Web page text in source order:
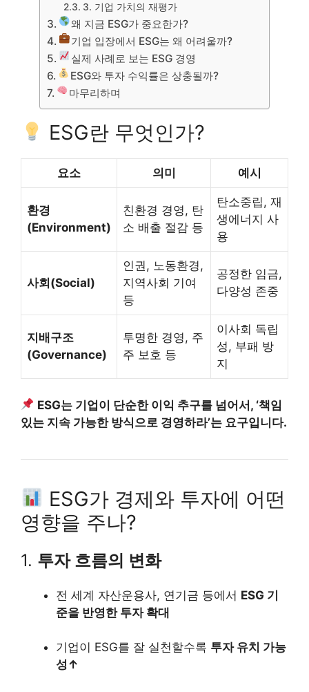
3. 기업 가치의 재평가
왜 지금 ESG가 중요한가?
기업 입장에서 ESG는 왜 어려울까?
실제 사례로 보는 ESG 경영
ESG와 투자 수익률은 상충될까?
마무리하며
ESG란 무엇인가?
요소 의미 예시
환경
(Environment)
친환경 경영, 탄
소 배출 절감 등
탄소중립, 재
생에너지 사
용
사회(Social)
인권, 노동환경,
지역사회 기여
등
공정한 임금,
다양성 존중
지배구조
(Governance)
투명한 경영, 주
주 보호 등
이사회 독립
성, 부패 방
지
ESG는 기업이 단순한 이익 추구를 넘어서, ‘책임
있는 지속 가능한 방식으로 경영하라’는 요구입니다.
ESG가 경제와 투자에 어떤
영향을 주나?
1. 투자 흐름의 변화
전 세계 자산운용사, 연기금 등에서 ESG 기
준을 반영한 투자 확대
기업이 ESG를 잘 실천할수록 투자 유치 가능
성↑